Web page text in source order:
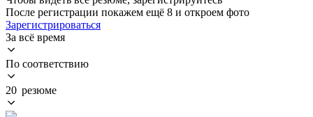
После регистрации покажем ещё 8 и откроем фото
Зарегистрироваться
За всё время
По соответствию
20 резюме